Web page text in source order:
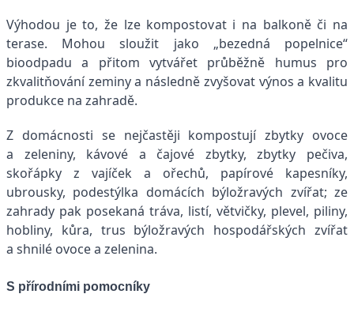
Výhodou je to, že lze kompostovat i na balkoně či na
terase. Mohou sloužit jako „bezedná popelnice“
bioodpadu a přitom vytvářet průběžně humus pro
zkvalitňování zeminy a následně zvyšovat výnos a kvalitu
produkce na zahradě.
Z domácnosti se nejčastěji kompostují zbytky ovoce
a zeleniny, kávové a čajové zbytky, zbytky pečiva,
skořápky z vajíček a ořechů, papírové kapesníky,
ubrousky, podestýlka domácích býložravých zvířat; ze
zahrady pak posekaná tráva, listí, větvičky, plevel, piliny,
hobliny, kůra, trus býložravých hospodářských zvířat
a shnilé ovoce a zelenina.
S přírodními pomocníky